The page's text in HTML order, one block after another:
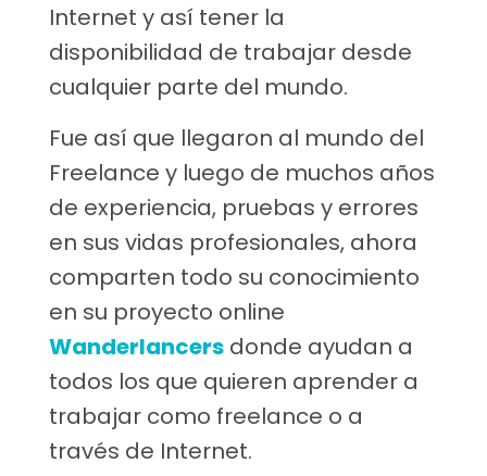
Internet y así tener la
disponibilidad de trabajar desde
cualquier parte del mundo.
Fue así que llegaron al mundo del
Freelance y luego de muchos años
de experiencia, pruebas y errores
en sus vidas profesionales, ahora
comparten todo su conocimiento
en su proyecto online
Wanderlancers donde ayudan a
todos los que quieren aprender a
trabajar como freelance o a
través de Internet.